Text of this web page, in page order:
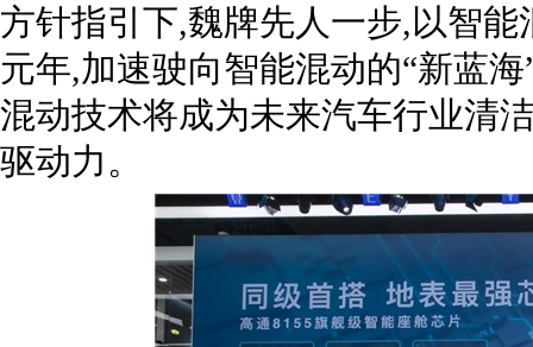
方针指引下,魏牌先人一步,以智
元年,加速驶向智能混动的“新蓝
混动技术将成为未来汽车行业清
驱动力。